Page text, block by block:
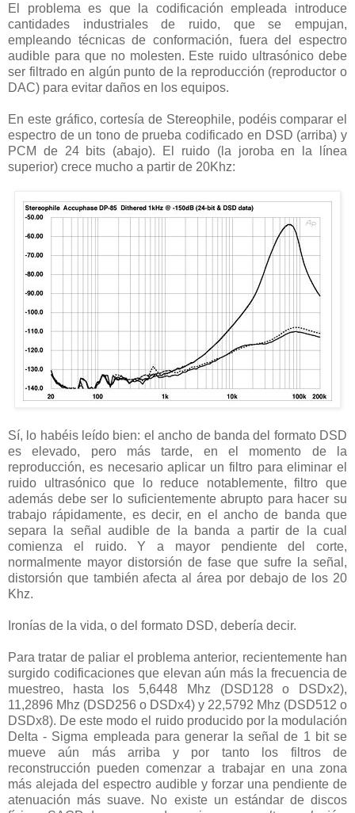
El problema es que la codificación empleada introduce
cantidades industriales de ruido, que se empujan,
empleando técnicas de conformación, fuera del espectro
audible para que no molesten. Este ruido ultrasónico debe
ser filtrado en algún punto de la reproducción (reproductor o
DAC) para evitar daños en los equipos.
En este gráfico, cortesía de Stereophile, podéis comparar el
espectro de un tono de prueba codificado en DSD (arriba) y
PCM de 24 bits (abajo). El ruido (la joroba en la línea
superior) crece mucho a partir de 20Khz:
Sí, lo habéis leído bien: el ancho de banda del formato DSD
es elevado, pero más tarde, en el momento de la
reproducción, es necesario aplicar un filtro para eliminar el
ruido ultrasónico que lo reduce notablemente, filtro que
además debe ser lo suficientemente abrupto para hacer su
trabajo rápidamente, es decir, en el ancho de banda que
separa la señal audible de la banda a partir de la cual
comienza el ruido. Y a mayor pendiente del corte,
normalmente mayor distorsión de fase que sufre la señal,
distorsión que también afecta al área por debajo de los 20
Khz.
Ironías de la vida, o del formato DSD, debería decir.
Para tratar de paliar el problema anterior, recientemente han
surgido codificaciones que elevan aún más la frecuencia de
muestreo, hasta los 5,6448 Mhz (DSD128 o DSDx2),
11,2896 Mhz (DSD256 o DSDx4) y 22,5792 Mhz (DSD512 o
DSDx8). De este modo el ruido producido por la modulación
Delta - Sigma empleada para generar la señal de 1 bit se
mueve aún más arriba y por tanto los filtros de
reconstrucción pueden comenzar a trabajar en una zona
más alejada del espectro audible y forzar una pendiente de
atenuación más suave. No existe un estándar de discos